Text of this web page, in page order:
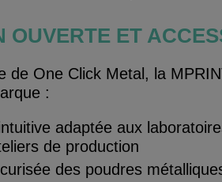
OUVERTE ET
de One Click Metal, la
:
adaptée aux
de production
des poudres